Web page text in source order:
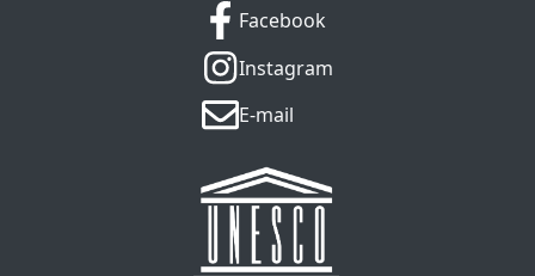
Facebook
Instagram
E-mail